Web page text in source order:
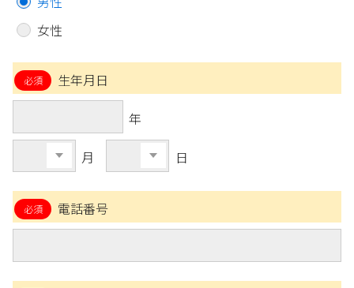
女性
生年月日
年
月 日
電話番号